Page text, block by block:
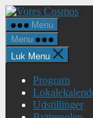
Spring
til
indholdet
Menu
Menu
Luk Menu
Program
Udstillinger